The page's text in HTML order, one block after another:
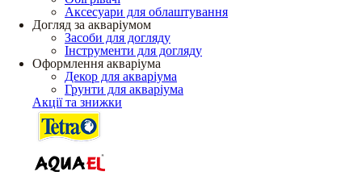
Аксесуари для облаштування
Догляд за акваріумом
Засоби для догляду
Інструменти для догляду
Оформлення акваріума
Декор для акваріума
Грунти для акваріума
Акції та знижки